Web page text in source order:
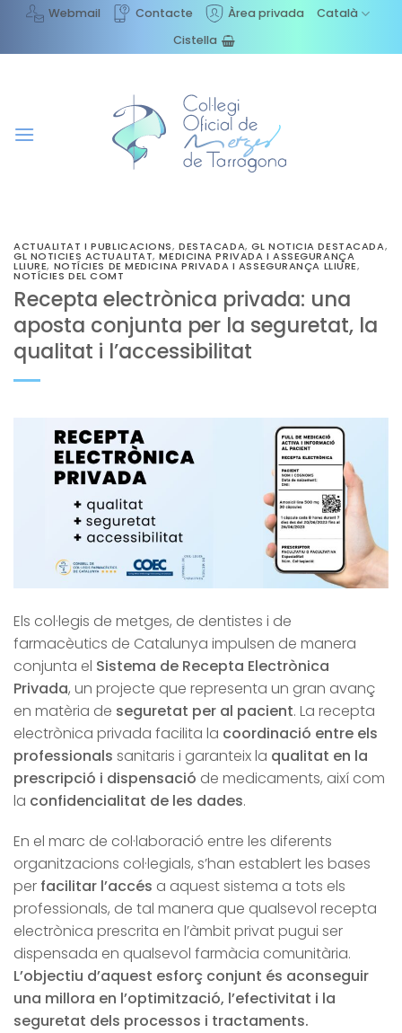
content
Webmail Contacte Àrea privada
Català
Cistella
ACTUALITAT I PUBLICACIONS,DESTACADA,GL NOTICIA DESTACADA,
GL NOTICIES ACTUALITAT,MEDICINA PRIVADA I ASSEGURANÇA
LLIURE, NOTÍCIES DE MEDICINA PRIVADA I ASSEGURANÇA LLIURE,
NOTÍCIES DEL COMT
Recepta electrònica privada: una
aposta conjunta per la seguretat, la
qualitat i l’accessibilitat
Els col·legis de metges, de dentistes i de
farmacèutics de Catalunya impulsen de manera
conjunta el Sistema de Recepta Electrònica
Privada, un projecte que representa un gran avanç
en matèria de seguretat per al pacient. La recepta
electrònica privada facilita la coordinació entre els
professionals sanitaris i garanteix la qualitat en la
prescripció i dispensació de medicaments, així com
la confidencialitat de les dades.
En el marc de col·laboració entre les diferents
organitzacions col·legials, s’han establert les bases
per facilitar l’accés a aquest sistema a tots els
professionals, de tal manera que qualsevol recepta
electrònica prescrita en l’àmbit privat pugui ser
dispensada en qualsevol farmàcia comunitària.
L’objectiu d’aquest esforç conjunt és aconseguir
una millora en l’optimització, l’efectivitat i la
seguretat dels processos i tractaments.